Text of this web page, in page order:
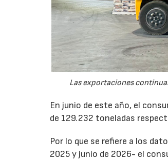
Las exportaciones
En junio de este año, el
de 129.232 toneladas
Por lo que se refiere a los
2025 y junio de 2026- el